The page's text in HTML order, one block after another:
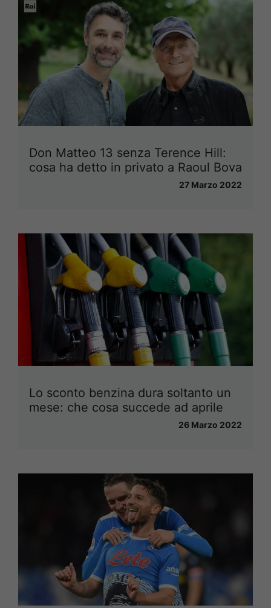
Don Matteo 13 senza Terence Hill:
cosa ha detto in privato a Raoul Bova
27 Marzo 2022
Lo sconto benzina dura soltanto un
mese: che cosa succede ad aprile
26 Marzo 2022